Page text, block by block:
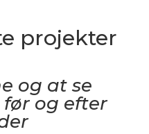
projekter
og at se
og efter